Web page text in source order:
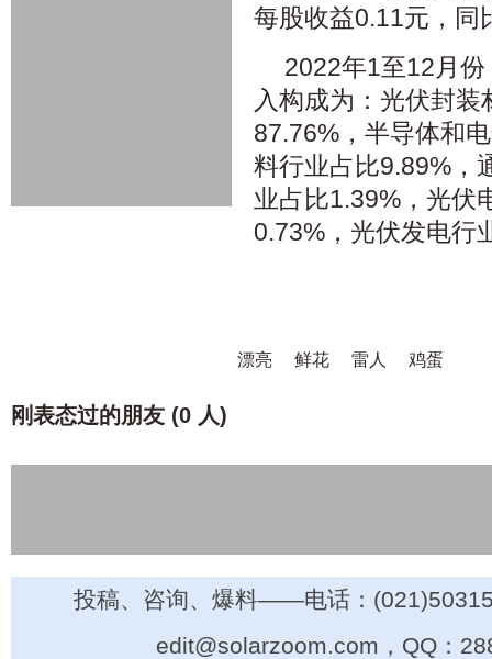
每股收益0.11元，同
2022年1至12月
入构成为：光伏封装
87.76%，半导体和
料行业占比9.89%，
业占比1.39%，光伏
0.73%，光伏发电行
漂亮 鲜花 雷人 鸡蛋
刚表态过的朋友 (0 人)
投稿、咨询、爆料——电话：
edit@solarzoom.com，QQ：